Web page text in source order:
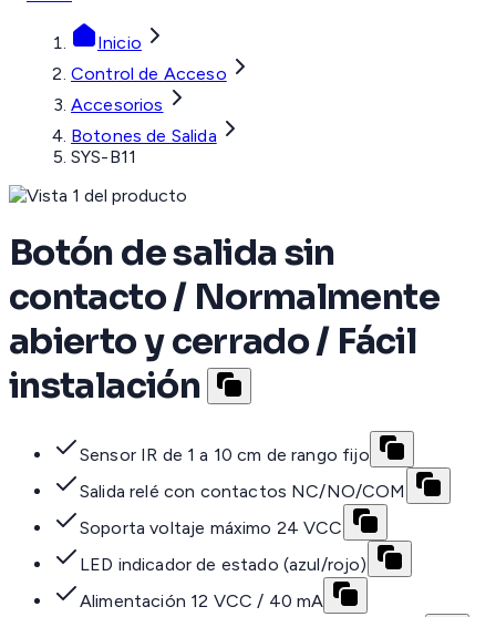
Inicio
Control de Acceso
Accesorios
Botones de Salida
SYS-B11
Botón de salida sin
contacto / Normalmente
abierto y cerrado / Fácil
instalación
Sensor IR de 1 a 10 cm de rango fijo
Salida relé con contactos NC/NO/COM
Soporta voltaje máximo 24 VCC
LED indicador de estado (azul/rojo)
Alimentación 12 VCC / 40 mA